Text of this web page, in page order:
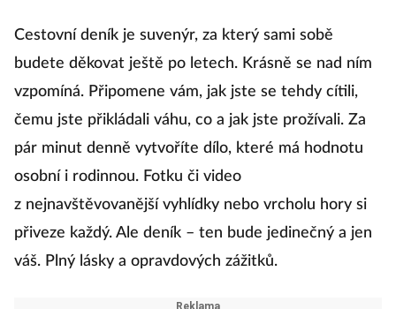
Cestovní deník je suvenýr, za který sami sobě
budete děkovat ještě po letech. Krásně se nad ním
vzpomíná. Připomene vám, jak jste se tehdy cítili,
čemu jste přikládali váhu, co a jak jste prožívali. Za
pár minut denně vytvoříte dílo, které má hodnotu
osobní i rodinnou. Fotku či video
z nejnavštěvovanější vyhlídky nebo vrcholu hory si
přiveze každý. Ale deník – ten bude jedinečný a jen
váš. Plný lásky a opravdových zážitků.